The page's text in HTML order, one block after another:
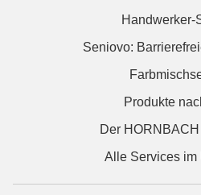
Handwerker-
Seniovo:
Produkte
Der
Alle Services im